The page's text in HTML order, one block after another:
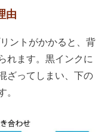
由
ントがかかると、背
れます。黒インクに
ざってしまい、下の
。